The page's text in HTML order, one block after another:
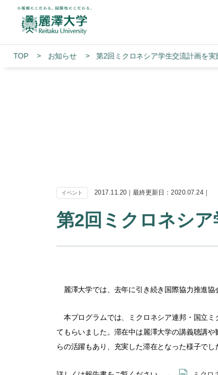
TOP お知らせ 第2回ミクロネシア学生交流計画を実
イベント 2017.11.20｜最終更新日：2020.07.24｜
第2回ミクロネシ
麗澤大学では、去年に引き続き国際協力推進
本プログラムでは、ミクロネシア連邦・国立
てもらいました。滞在中は麗澤大学の講義聴講
らの活躍もあり、充実した滞在となった様子でし